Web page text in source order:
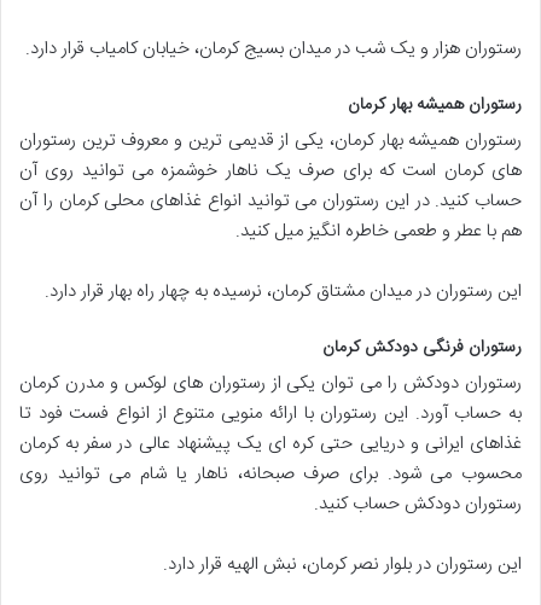
رستوران هزار و یک شب در میدان بسیج کرمان، خیابان کامیاب قرار دارد.
رستوران همیشه بهار کرمان
رستوران همیشه بهار کرمان، یکی از قدیمی ترین و معروف ترین رستوران
های کرمان است که برای صرف یک ناهار خوشمزه می توانید روی آن
حساب کنید. در این رستوران می توانید انواع غذاهای محلی کرمان را آن
هم با عطر و طعمی خاطره انگیز میل کنید.
این رستوران در میدان مشتاق کرمان، نرسیده به چهار راه بهار قرار دارد.
رستوران فرنگی دودکش کرمان
رستوران دودکش را می توان یکی از رستوران های لوکس و مدرن کرمان
به حساب آورد. این رستوران با ارائه منویی متنوع از انواع فست فود تا
غذاهای ایرانی و دریایی حتی کره ای یک پیشنهاد عالی در سفر به کرمان
محسوب می شود. برای صرف صبحانه، ناهار یا شام می توانید روی
رستوران دودکش حساب کنید.
این رستوران در بلوار نصر کرمان، نبش الهيه قرار دارد.